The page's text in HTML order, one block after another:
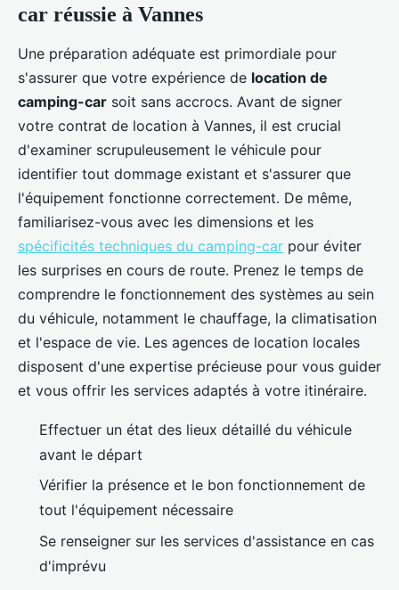
car réussie à Vannes
Une préparation adéquate est primordiale pour
s'assurer que votre expérience de location de
camping-car soit sans accrocs. Avant de signer
votre contrat de location à Vannes, il est crucial
d'examiner scrupuleusement le véhicule pour
identifier tout dommage existant et s'assurer que
l'équipement fonctionne correctement. De même,
familiarisez-vous avec les dimensions et les
spécificités techniques du camping-car pour éviter
les surprises en cours de route. Prenez le temps de
comprendre le fonctionnement des systèmes au sein
du véhicule, notamment le chauffage, la climatisation
et l'espace de vie. Les agences de location locales
disposent d'une expertise précieuse pour vous guider
et vous offrir les services adaptés à votre itinéraire.
Effectuer un état des lieux détaillé du véhicule
avant le départ
Vérifier la présence et le bon fonctionnement de
tout l'équipement nécessaire
Se renseigner sur les services d'assistance en cas
d'imprévu